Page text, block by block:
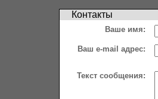
Контакты
Ваше имя:
Ваш e-mail адрес:
Текст сообщения: